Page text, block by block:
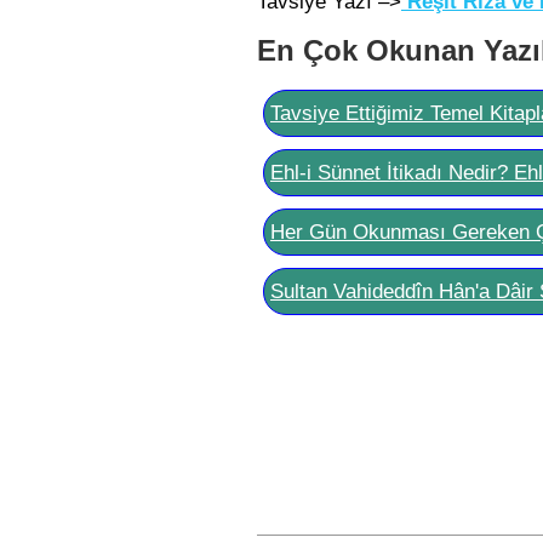
En Çok Okunan
Tavsiye Ettiğimiz Temel
Ehl-i Sünnet İtikadı Nedir?
Her Gün Okunması Gereken
Sultan Vahideddîn Hân'a Dâir